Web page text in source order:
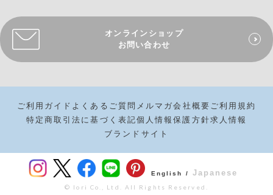
オンラインショップ
お問い合わせ
ご利用ガイド よくあるご質問 メルマガ会社概要 ご利用規約
特定商取引法に基づく表記個人情報保護方針求人情報
ブランドサイト
English / Japanese
© Iori Co., Ltd. All Rights Reserved.